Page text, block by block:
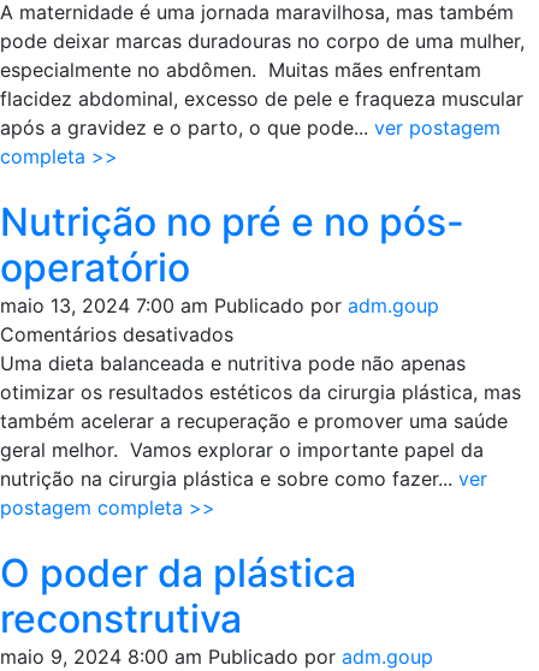
Abdominoplastia
pós-
gravidez
A maternidade é uma jornada maravilhosa, mas também
pode deixar marcas duradouras no corpo de uma mulher,
especialmente no abdômen. Muitas mães enfrentam
flacidez abdominal, excesso de pele e fraqueza muscular
após a gravidez e o parto, o que pode... ver postagem
completa >>
Nutrição no pré e no pós-
operatório
maio 13, 2024 7:00 am Publicado por adm.goup
Comentários desativadosem
Nutrição
no
pré
e
no
Uma dieta balanceada e nutritiva pode não apenas
otimizar os resultados estéticos da cirurgia plástica, mas
também acelerar a recuperação e promover uma saúde
geral melhor. Vamos explorar o importante papel da
nutrição na cirurgia plástica e sobre como fazer... ver
postagem completa >>
O poder da plástica
reconstrutiva
maio 9, 2024 8:00 am Publicado por adm.goup